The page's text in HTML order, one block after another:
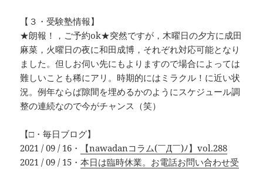
【３・受験塾情報】
★朗報！，ご予約ok★突然ですが，木曜日の夕方に成田
麻菜，火曜日の夜に和田成博，それぞれ対応可能となり
ました。但しお伺い先にもよりますので場合によっては
難しいことも稀にアリ。時期的にはミラクル！に近い状
況。例年ならば隙間を埋めるかのようにスケジュール調
整の連続なので今がチャンス（笑）
【□・毎日ブログ】
2021 / 09 / 16・
【nawadanコラム(￣Д￣)ﾉ】vol.288
2021 / 09 / 15・本日は臨時休業。お電話お問い合わせ受